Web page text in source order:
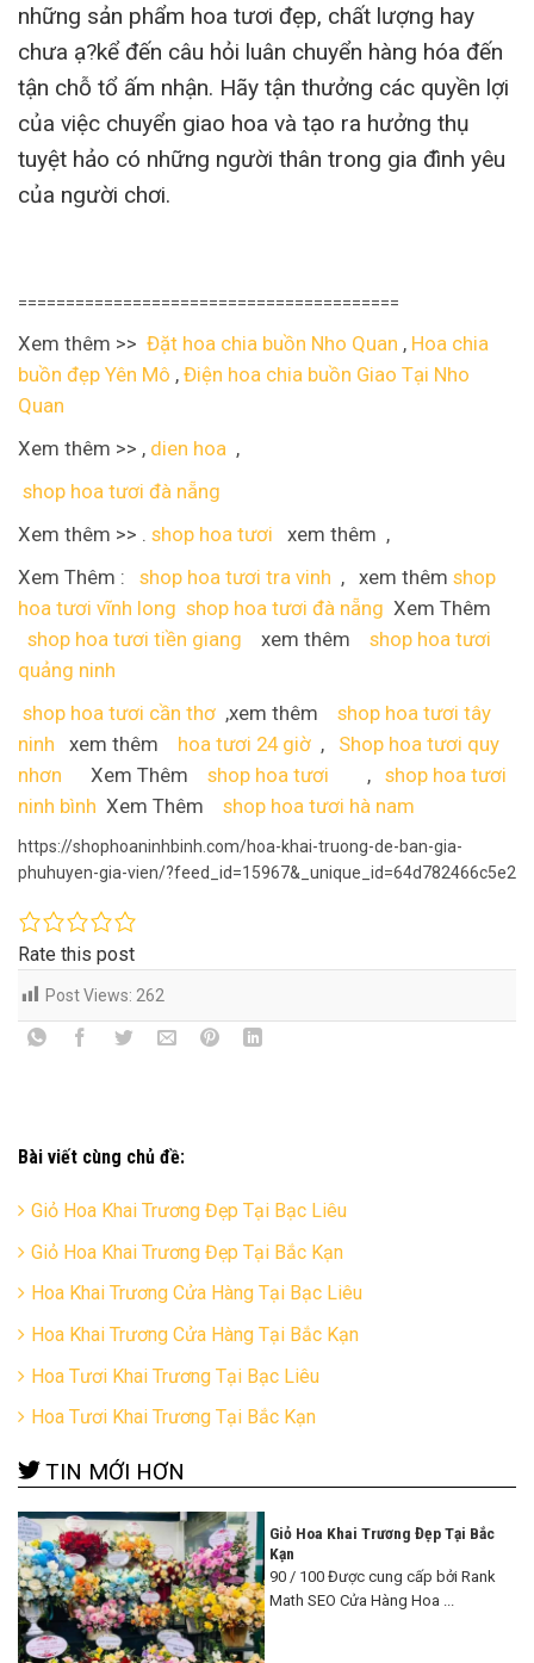
những sản phẩm hoa tươi đẹp, chất lượng hay
chưa ạ?kể đến câu hỏi luân chuyển hàng hóa đến
tận chỗ tổ ấm nhận. Hãy tận thưởng các quyền lợi
của việc chuyển giao hoa và tạo ra hưởng thụ
tuyệt hảo có những người thân trong gia đình yêu
của người chơi.
========================================
Xem thêm >> Đặt hoa chia buồn Nho Quan , Hoa chia
buồn đẹp Yên Mô , Điện hoa chia buồn Giao Tại Nho
Quan
Xem thêm >> , dien hoa ,
shop hoa tươi đà nẵng
Xem thêm >> .
shop hoa tươi xem thêm ,
Xem Thêm : shop hoa tươi tra vinh , xem thêm shop
hoa tươi vĩnh long shop hoa tươi đà nẵng Xem Thêm
shop hoa tươi tiền giang xem thêm shop hoa tươi
quảng ninh
shop hoa tươi cần thơ ,xem thêm shop hoa tươi tây
ninh xem thêm hoa tươi 24 giờ , Shop hoa tươi quy
nhơn
Xem Thêm shop hoa tươi , shop hoa tươi
ninh bình Xem Thêm shop hoa tươi hà nam
https://shophoaninhbinh.com/hoa-khai-truong-de-ban-gia-
phuhuyen-gia-vien/?feed_id=15967&_unique_id=64d782466c5e2
Rate this post
Post Views: 262
Bài viết cùng chủ đề:
Giỏ Hoa Khai Trương Đẹp Tại Bạc Liêu
Giỏ Hoa Khai Trương Đẹp Tại Bắc Kạn
Hoa Khai Trương Cửa Hàng Tại Bạc Liêu
Hoa Khai Trương Cửa Hàng Tại Bắc Kạn
Hoa Tươi Khai Trương Tại Bạc Liêu
Hoa Tươi Khai Trương Tại Bắc Kạn
TIN MỚI HƠN
Giỏ Hoa Khai Trương Đẹp Tại Bắc
Kạn
90 / 100 Được cung cấp bởi Rank
Math SEO Cửa Hàng Hoa ...